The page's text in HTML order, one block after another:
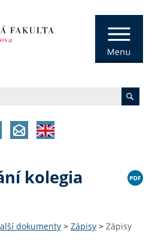
kolegia
dokumenty > Zápisy > Zápisy